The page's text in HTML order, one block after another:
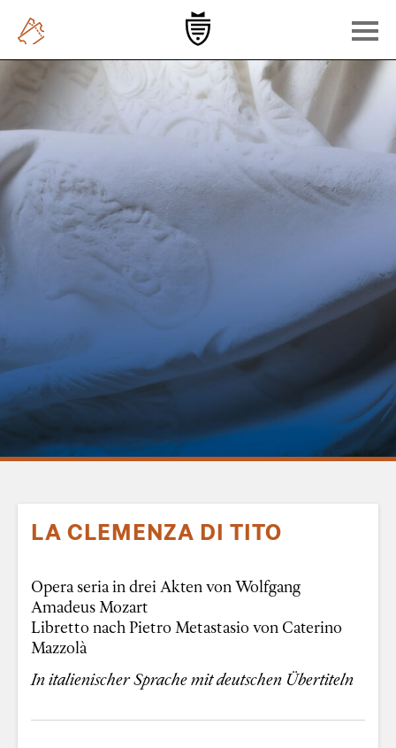
LA CLEMENZA DI TITO
Opera seria in drei Akten von Wolfgang
Amadeus Mozart
Libretto nach Pietro Metastasio von Caterino
Mazzolà
In italienischer Sprache mit deutschen Übertiteln